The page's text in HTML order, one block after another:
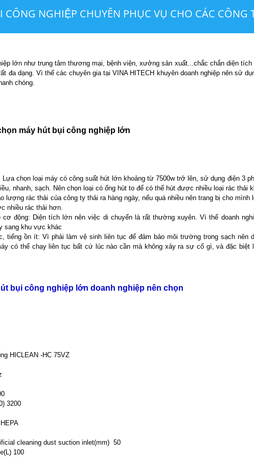
CÔNG NGHIỆP CHUYÊN PHỤC VỤ CHO CÁC CÔNG
lớn như trung tâm thương mại, bệnh viện, xưởng sản xuất...chắc chắn diện
đa dạng. Vì thế các chuyên gia tại VINA HITECH khuyên doanh nghiệp nên sử
chóng.
máy hút bụi công nghiệp lớn
chọn loại máy có công suất hút lớn khoảng từ 7500w trở lên, sử dụng điện 3
nhanh, sạch. Nên chọn loại có ống hút to để có thể hút được nhiều loại rác thải
lượng rác thải của công ty thải ra hàng ngày, nếu quá nhiều nên trang bị cho
nhiều rác thải hơn.
cơ động: Diện tích lớn nên việc di chuyển là rất thường xuyên. Vì thế doanh
sang khu vực khác
tiếng ồn ít: Vì phải làm vệ sinh liên tục để đảm bảo môi trường trong sạch nên
có thể chạy liên tục bất cứ lúc nào cần mà không xảy ra sự cố gì, và đặc
bụi công nghiệp lớn doanh nghiệp nên chọn
HICLEAN -HC 75VZ
3200
cleaning dust suction inlet(mm) 50
100